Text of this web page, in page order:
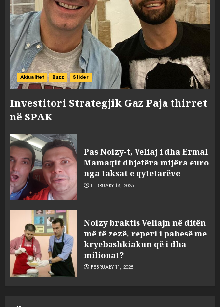
Aktualitet Buzz Slider
Investitori Strategjik Gaz Paja thirret
në SPAK
Pas Noizy-t, Veliaj i dha Ermal
Mamaqit dhjetëra mijëra euro
nga taksat e qytetarëve
FEBRUARY 18, 2025
Noizy braktis Veliajn në ditën
më të zezë, reperi i pabesë me
kryebashkiakun që i dha
milionat?
FEBRUARY 11, 2025
3
sulmuan “One Albania”,
ngjarja u fsheh. A u vodhën
serverat?
MARCH 25, 2025